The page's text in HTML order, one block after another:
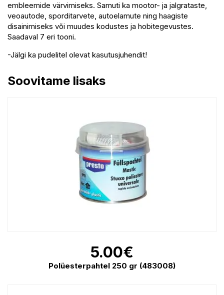
embleemide värvimiseks. Samuti ka mootor- ja jalgrataste,
veoautode, sporditarvete, autoelamute ning haagiste
disainimiseks või muudes kodustes ja hobitegevustes.
Saadaval 7 eri tooni.
-Jälgi ka pudelitel olevat kasutusjuhendit!
Soovitame lisaks
5.00€
Polüesterpahtel 250 gr (483008)